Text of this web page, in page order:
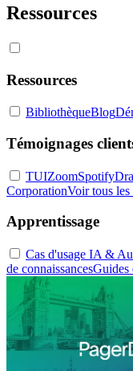
Ressources
Ressources
BibliothèqueBlog
Témoignages
TUIZoomSpotify
CorporationVoir tous les
Apprentissage
Cas d'usage IA &
de connaissancesGuides